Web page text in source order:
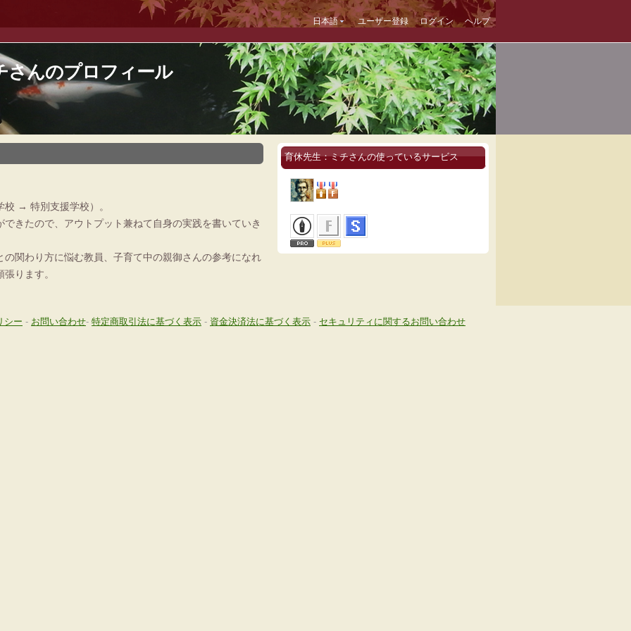
日本語 ユーザー登録 ログイン ヘルプ
さんのプロフィール
校 → 特別支援学校）。
できたので、アウトプット兼ねて自身の実践を書いていき
の関わり方に悩む教員、子育て中の親御さんの参考になれ
ります。
育休先生：ミチさんの使っているサービス
シー - お問い合わせ- 特定商取引法に基づく表示 - 資金決済法に基づく表示 - セキュリティに関するお問い合わせ